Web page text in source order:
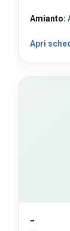
Amianto:
Apri
-